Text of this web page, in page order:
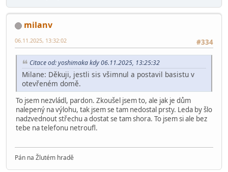
milanv
#334
06.11.2025, 13:32:02
Citace od: yoshimaka kdy 06.11.2025, 13:25:32
Milane: Děkuji, jestli sis všimnul a postavil basistu v
otevřeném domě.
To jsem nezvládl, pardon. Zkoušel jsem to, ale jak je dům
nalepený na výlohu, tak jsem se tam nedostal prsty. Leda by šlo
nadzvednout střechu a dostat se tam shora. To jsem si ale bez
tebe na telefonu netroufl.
Pán na Žlutém hradě